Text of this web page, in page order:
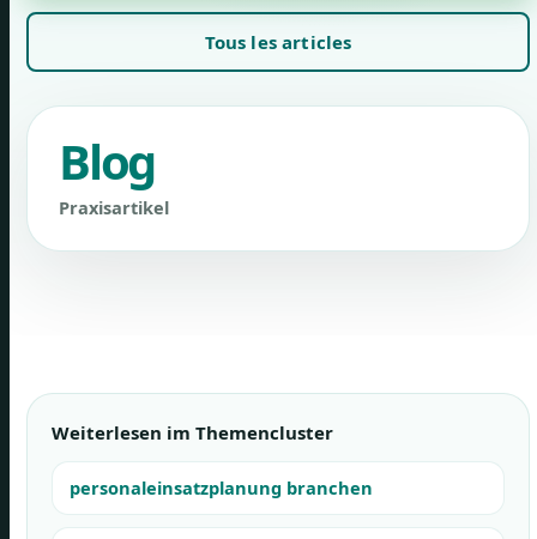
Tous les articles
Blog
Praxisartikel
Weiterlesen im Themencluster
personaleinsatzplanung branchen